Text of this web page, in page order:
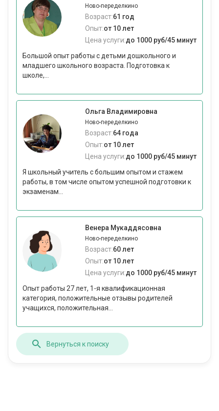
Ново-переделкино
Возраст:61 год
Опыт:от 10 лет
Цена услуги:до 1000 руб/45 минут
Большой опыт работы с детьми дошкольного и
младшего школьного возраста. Подготовка к
школе,...
Ольга Владимировна
Ново-переделкино
Возраст:64 года
Опыт:от 10 лет
Цена услуги:до 1000 руб/45 минут
Я школьный учитель с большим опытом и стажем
работы, в том числе опытом успешной подготовки к
экзаменам...
Венера Мукаддясовна
Ново-переделкино
Возраст:60 лет
Опыт:от 10 лет
Цена услуги:до 1000 руб/45 минут
Опыт работы 27 лет, 1-я квалификационная
категория, положительные отзывы родителей
учащихся, положительная...
Вернуться к поиску